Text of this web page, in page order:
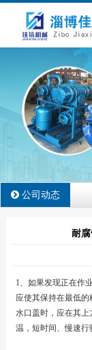
公司动态
耐
1、如果发现正在作
应使其保持在最低
水口盖时，应在其
温，短时间、慢速行